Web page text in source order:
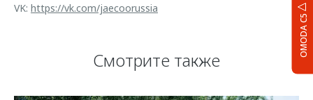
OMODA C5
VK: https://vk.com/jaecoorussia
Смотрите также